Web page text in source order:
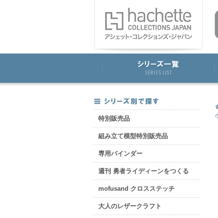
特別販売品
組み立て模型特別販売品
専用バインダー
週刊 勇者ライディーンをつくる
mofusand クロスステッチ
大人のレザークラフト